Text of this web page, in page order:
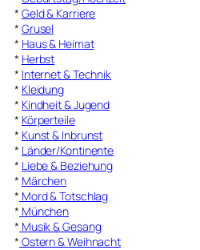
* Geld & Karriere
* Grusel
* Haus & Heimat
* Herbst
* Internet & Technik
* Kleidung
* Kindheit & Jugend
* Körperteile
* Kunst & Inbrunst
* Länder/Kontinente
* Liebe & Beziehung
* Märchen
* Mord & Totschlag
* München
* Musik & Gesang
* Ostern & Weihnacht